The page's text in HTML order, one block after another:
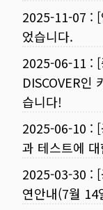
2025-11-07 :
었습니다.
2025-06-11 :
DISCOVER인
습니다!
2025-06-10 :
과 테스트에
2025-03-30 :
연안내(7월 14